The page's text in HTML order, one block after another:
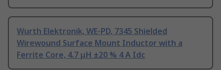
Wurth Elektronik, WE-PD, 7345 Shielded
Wirewound Surface Mount Inductor with a
Ferrite Core, 4.7 μH ±20 % 4 A Idc